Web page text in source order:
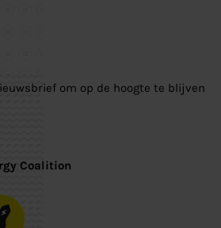
om op de hoogte te blijven
Coalition